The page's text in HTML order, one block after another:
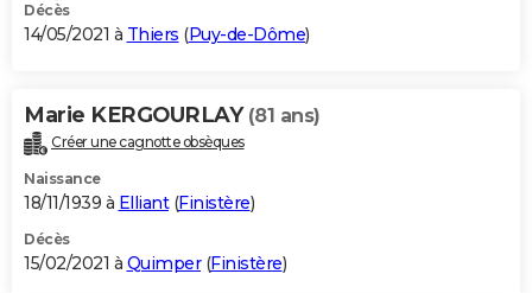
Décès
14/05/2021 à Thiers (Puy-de-Dôme)
Marie KERGOURLAY (81 ans)
Créer une cagnotte obsèques
Naissance
18/11/1939 à Elliant(Finistère)
Décès
15/02/2021 à Quimper(Finistère)